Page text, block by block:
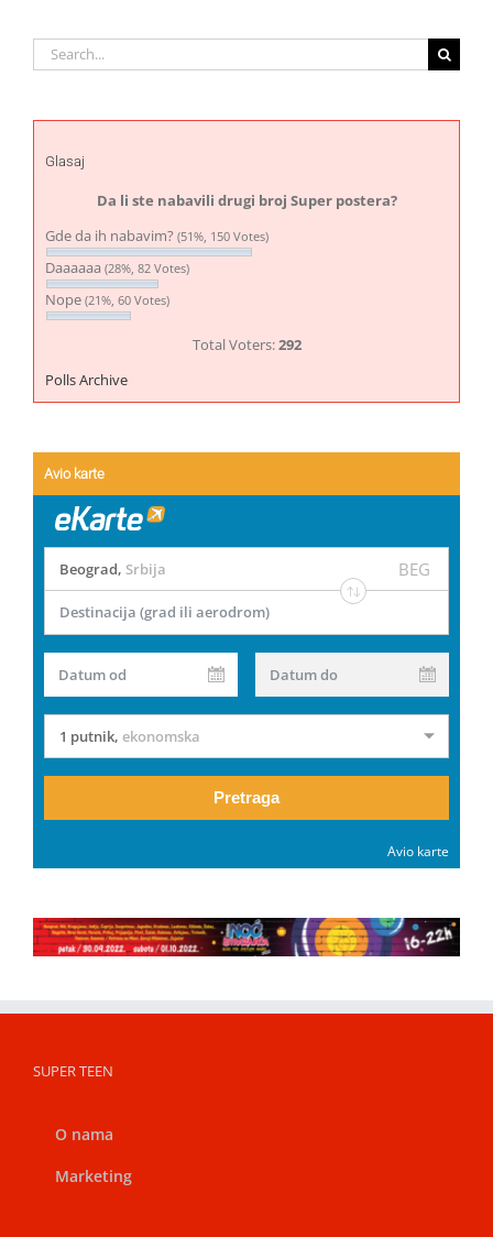
Search
for:
Glasaj
Da li ste nabavili drugi broj Super postera?
Gde da ih nabavim? (51%, 150 Votes)
Daaaaaa (28%, 82 Votes)
Nope (21%, 60 Votes)
Total Voters:292
Polls Archive
Avio karte
Beograd, Srbija BEG
Destinacija (grad ili aerodrom)
Datum od Datum do
1 putnik, ekonomska
Pretraga
Avio karte
SUPER TEEN
O nama
Marketing